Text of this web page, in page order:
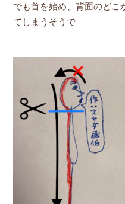
でも首を始め、背面のどこ
てしまうそうで